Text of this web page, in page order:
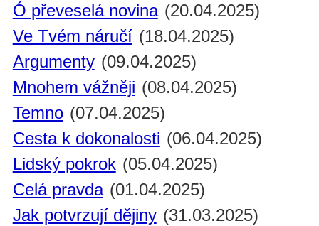
Ó převeselá novina (20.04.2025)
Ve Tvém náručí (18.04.2025)
Argumenty (09.04.2025)
Mnohem vážněji (08.04.2025)
Temno (07.04.2025)
Cesta k dokonalosti (06.04.2025)
Lidský pokrok (05.04.2025)
Celá pravda (01.04.2025)
Jak potvrzují dějiny (31.03.2025)